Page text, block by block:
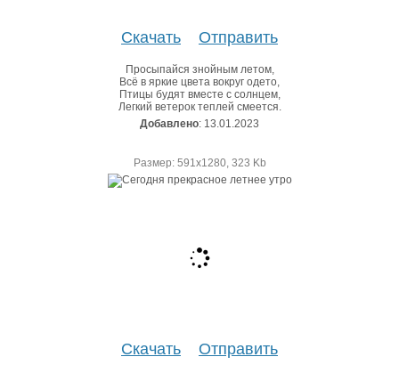
Скачать Отправить
Просыпайся знойным летом,
Всё в яркие цвета вокруг одето,
Птицы будят вместе с солнцем,
Легкий ветерок теплей смеется.
Добавлено: 13.01.2023
Размер: 591х1280, 323 Kb
Скачать Отправить